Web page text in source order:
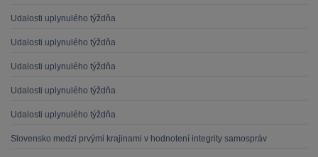
Udalosti uplynulého týždňa
Udalosti uplynulého týždňa
Udalosti uplynulého týždňa
Udalosti uplynulého týždňa
Udalosti uplynulého týždňa
Slovensko medzi prvými krajinami v hodnotení integrity samospráv